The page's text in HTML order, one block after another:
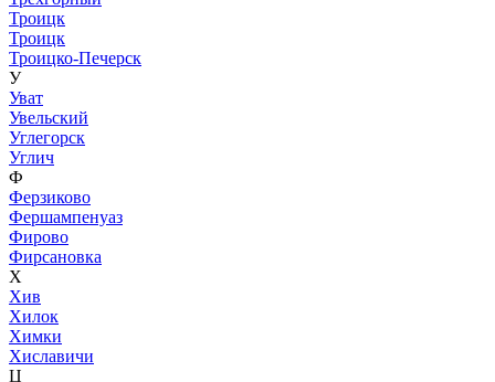
Троицк
Троицк
Троицко-Печерск
У
Уват
Увельский
Углегорск
Углич
Ф
Ферзиково
Фершампенуаз
Фирово
Фирсановка
Х
Хив
Хилок
Химки
Хиславичи
Ц